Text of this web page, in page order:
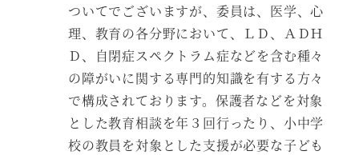
ついてでございますが、委員は、医学、心
理、教育の各分野において、ＬＤ、ＡＤＨ
Ｄ、自閉症スペクトラム症などを含む種々
の障がいに関する専門的知識を有する方々
で構成されております。保護者などを対象
とした教育相談を年３回行ったり、小中学
校の教員を対象とした支援が必要な子ども